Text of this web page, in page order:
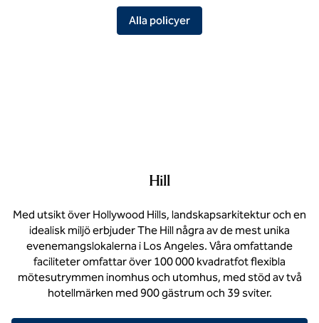
Alla policyer
Hill
Med utsikt över Hollywood Hills, landskapsarkitektur och en
idealisk miljö erbjuder The Hill några av de mest unika
evenemangslokalerna i Los Angeles. Våra omfattande
faciliteter omfattar över 100 000 kvadratfot flexibla
mötesutrymmen inomhus och utomhus, med stöd av två
hotellmärken med 900 gästrum och 39 sviter.